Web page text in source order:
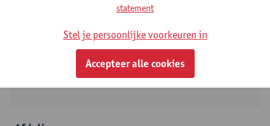
Toon e-mailadres
2000 Antwerpen, BEL
statement
Stel je persoonlijke voorkeuren in
Accepteer alle cookies